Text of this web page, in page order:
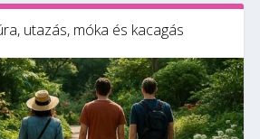
utazás, móka és kacagás